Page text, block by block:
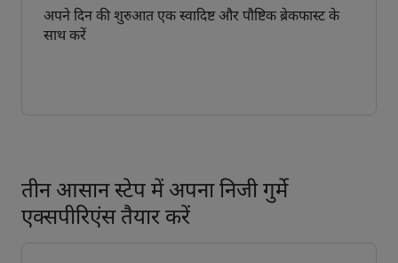
अपने दिन की शुरुआत एक स्वादिष्ट और पौष्टिक ब्रेकफास्ट के
साथ करें
तीन आसान स्टेप में अपना निजी गुर्मे
एक्सपीरिएंस तैयार करें